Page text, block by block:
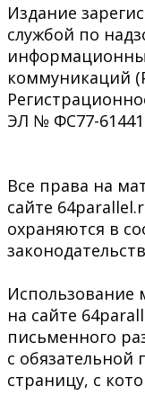
Издание
службой по
коммуникаций
ЭЛ № ФС77-61441
Все права на
сайте
охраняются в
Использование
на сайте
письменного
с обязательной
страницу, с